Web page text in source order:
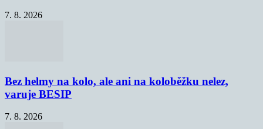
7. 8. 2026
Bez helmy na kolo, ale ani na koloběžku nelez,
varuje BESIP
7. 8. 2026